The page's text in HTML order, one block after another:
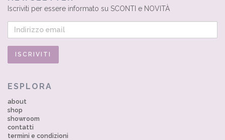
Iscriviti per essere informato su SCONTI e NOVITÀ
ESPLORA
about
shop
showroom
contatti
termini e condizioni